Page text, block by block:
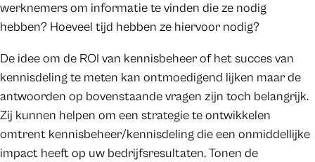
werknemers om informatie te vinden die ze nodig
hebben? Hoeveel tijd hebben ze hiervoor nodig?
De idee om de ROI van kennisbeheer of het succes van
kennisdeling te meten kan ontmoedigend lijken maar de
antwoorden op bovenstaande vragen zijn toch belangrijk.
Zij kunnen helpen om een strategie te ontwikkelen
omtrent kennisbeheer/kennisdeling die een onmiddellijke
impact heeft op uw bedrijfsresultaten. Tonen de